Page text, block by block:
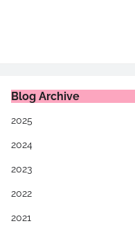
Blog Archive
2025
2024
2023
2022
2021